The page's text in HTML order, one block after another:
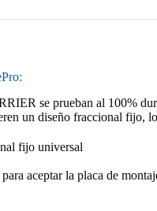
se prueban al 100%
un diseño fraccional fijo,
fijo universal
aceptar la placa de